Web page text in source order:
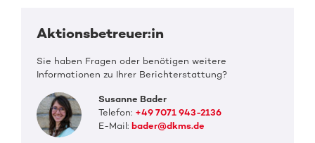
Aktionsbetreuer:in
Sie haben Fragen oder benötigen weitere
Informationen zu Ihrer Berichterstattung?
Susanne Bader
Telefon: +49 7071 943-2136
E-Mail: bader@dkms.de